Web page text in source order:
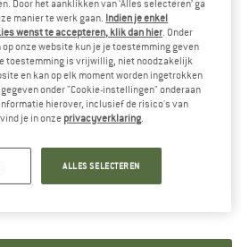
EU41 1/3 EU42 EU42 2/3
EU44 2/3 EU45 1/3 EU46
Door het aanklikken van ‘Alles selecteren’ ga
manier te werk gaan. Indien je enkel
wenst te accepteren, klik dan hier . Onder
op onze website kun je je toestemming geven
toestemming is vrijwillig, niet noodzakelijk
en kan op elk moment worden ingetrokken
onder "Cookie-instellingen" onderaan
hierover, inclusief de risico's van
je in onze privacyverklaring
ALLES SELECTEREN